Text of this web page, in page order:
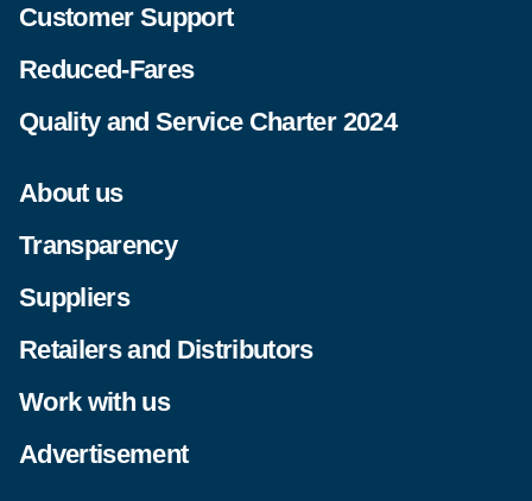
Customer Support
Reduced-Fares
Quality and Service Charter 2024
About us
Transparency
Suppliers
Retailers and Distributors
Work with us
Advertisement